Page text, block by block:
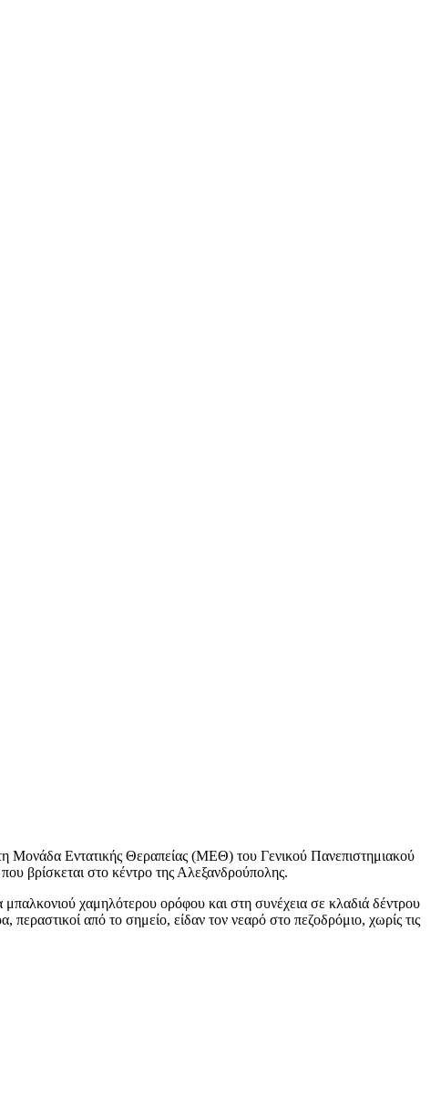
Μονάδα Εντατικής Θεραπείας (ΜΕΘ) του Γενικού Πανεπιστημιακού
βρίσκεται στο κέντρο της Αλεξανδρούπολης.
χαμηλότερου ορόφου και στη συνέχεια σε κλαδιά δέντρου
από το σημείο, είδαν τον νεαρό στο πεζοδρόμιο, χωρίς τις